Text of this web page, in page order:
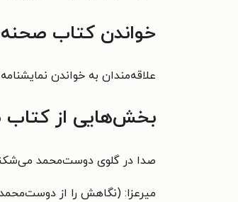
خواندن کتاب
علاقه‌مندان به خواندن
بخش‌هایی از کتاب
صدا در گلوی دوست‌محمد می‌شکند.
میرعزا: (نگاهش را از